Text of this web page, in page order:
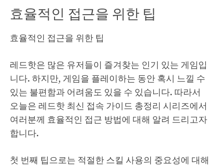
효율적인 접근을 위한 팁
효율적인 접근을 위한 팁
레드핫은 많은 유저들이 즐겨찾는 인기 있는 게임입
니다. 하지만, 게임을 플레이하는 동안 혹시 느낄 수
있는 불편함과 어려움도 있을 수 있습니다. 따라서
오늘은 레드핫 최신 접속 가이드 총정리 시리즈에서
여러분께 효율적인 접근 방법에 대해 알려 드리고자
합니다.
첫 번째 팁으로는 적절한 스킬 사용의 중요성에 대해